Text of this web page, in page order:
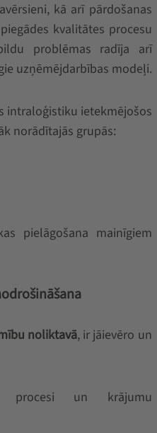
kā arī pārdošanas
kvalitātes procesu
problēmas radīja arī
uzņēmējdarbības modeļi.
intraloģistiku ietekmējošos
norādītajās grupās:
pielāgošana mainīgiem
noliktavā, ir jāievēro un
procesi un krājumu